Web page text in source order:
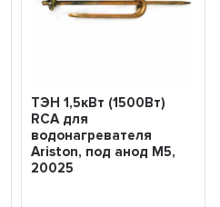
ТЭН 1,5кВт (1500Вт)
RCA для
водонагревателя
Ariston, под анод М5,
20025